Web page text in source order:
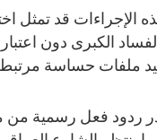
الإجراءات قد تمثل
الكبرى دون
ملفات حساسة
ردود فعل رسمية من